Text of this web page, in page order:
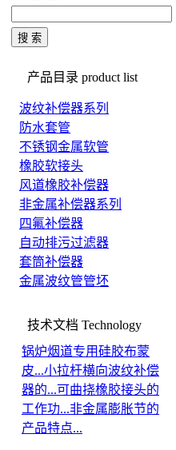
产品目录 product list
波纹补偿器系列
防水套管
不锈钢金属软管
橡胶软接头
风道橡胶补偿器
非金属补偿器系列
四氟补偿器
自动排污过滤器
套筒补偿器
金属波纹管管坯
技术文档 Technology
锅炉烟道专用硅胶布蒙
皮...小拉杆横向波纹补偿
器的...可曲挠橡胶接头的
工作功...非金属膨胀节的
产品特点...